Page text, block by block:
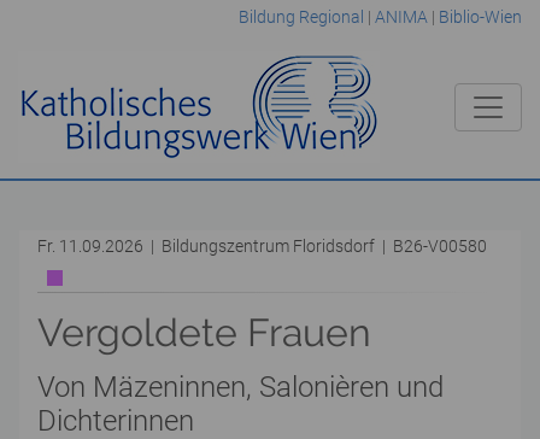
Bildung Regional | ANIMA | Biblio-Wien
Fr. 11.09.2026 | Bildungszentrum Floridsdorf | B26-V00580
Vergoldete Frauen
Von Mäzeninnen, Salonièren und
Dichterinnen